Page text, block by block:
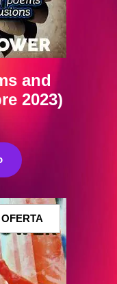
and
2023)
OFERTA
OFERTA